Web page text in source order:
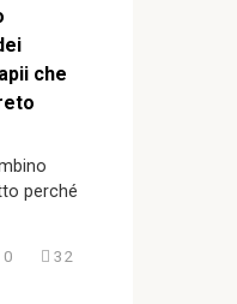
che
perché
0 32